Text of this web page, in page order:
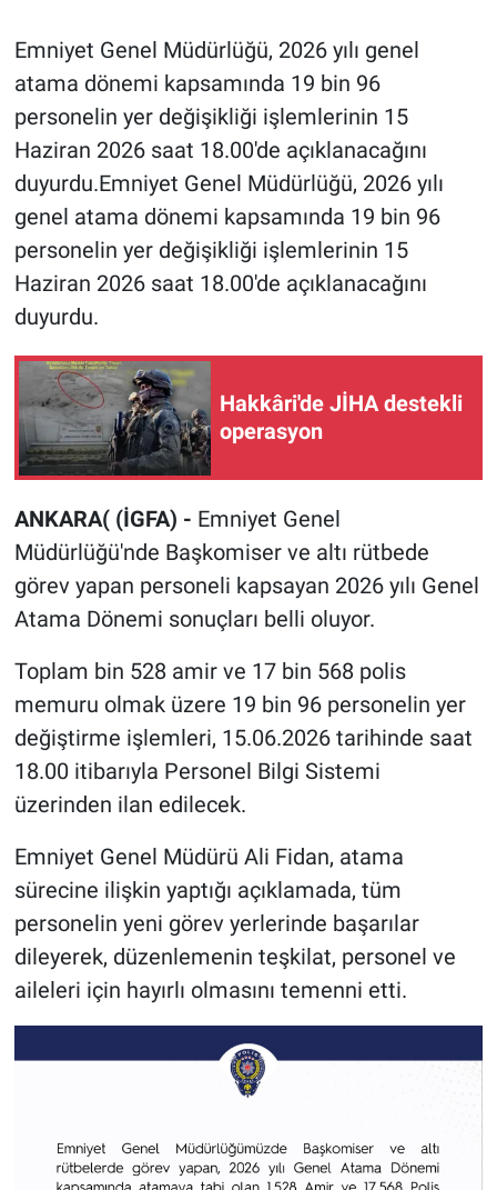
Emniyet Genel Müdürlüğü, 2026 yılı genel
atama dönemi kapsamında 19 bin 96
personelin yer değişikliği işlemlerinin 15
Haziran 2026 saat 18.00'de açıklanacağını
duyurdu.Emniyet Genel Müdürlüğü, 2026 yılı
genel atama dönemi kapsamında 19 bin 96
personelin yer değişikliği işlemlerinin 15
Haziran 2026 saat 18.00'de açıklanacağını
duyurdu.
Hakkâri'de JİHA destekli
operasyon
ANKARA( (İGFA) - Emniyet Genel
Müdürlüğü'nde Başkomiser ve altı rütbede
görev yapan personeli kapsayan 2026 yılı Genel
Atama Dönemi sonuçları belli oluyor.
Toplam bin 528 amir ve 17 bin 568 polis
memuru olmak üzere 19 bin 96 personelin yer
değiştirme işlemleri, 15.06.2026 tarihinde saat
18.00 itibarıyla Personel Bilgi Sistemi
üzerinden ilan edilecek.
Emniyet Genel Müdürü Ali Fidan, atama
sürecine ilişkin yaptığı açıklamada, tüm
personelin yeni görev yerlerinde başarılar
dileyerek, düzenlemenin teşkilat, personel ve
aileleri için hayırlı olmasını temenni etti.